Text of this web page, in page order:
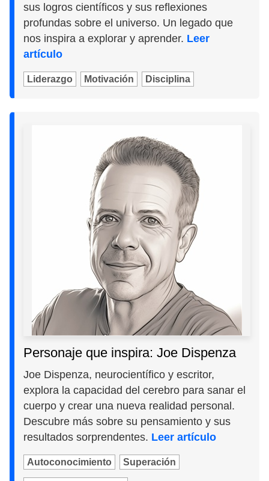
sus logros científicos y sus reflexiones
profundas sobre el universo. Un legado que
nos inspira a explorar y aprender. Leer
artículo
Liderazgo Motivación Disciplina
Personaje que inspira: Joe Dispenza
Joe Dispenza, neurocientífico y escritor,
explora la capacidad del cerebro para sanar el
cuerpo y crear una nueva realidad personal.
Descubre más sobre su pensamiento y sus
resultados sorprendentes. Leer artículo
Autoconocimiento Superación